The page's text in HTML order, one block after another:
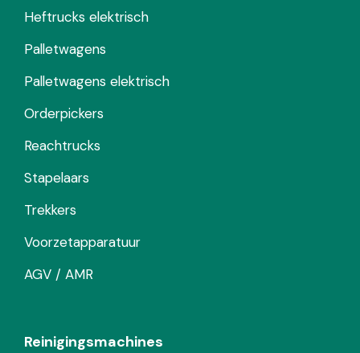
Heftrucks elektrisch
Palletwagens
Palletwagens elektrisch
Orderpickers
Reachtrucks
Stapelaars
Trekkers
Voorzetapparatuur
AGV / AMR
Reinigingsmachines